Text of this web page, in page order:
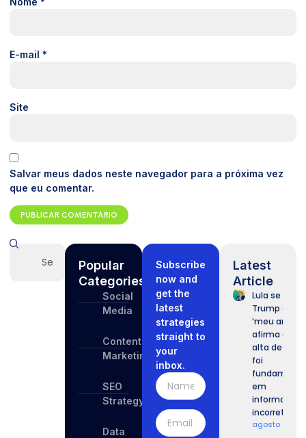
E-mail *
Site
Salvar meus dados neste navegador para a próxima vez
que eu comentar.
Popular
Categories
Social
Media
Content
Marketing
SEO
Strategy
Data
Subscribe
now and
get the
latest
strategies
straight to
your
inbox.
Latest
Article
Lula se
Trump
‘meu
afirma que a
alta de
foi
em
informações
incorretas.
agosto 10,